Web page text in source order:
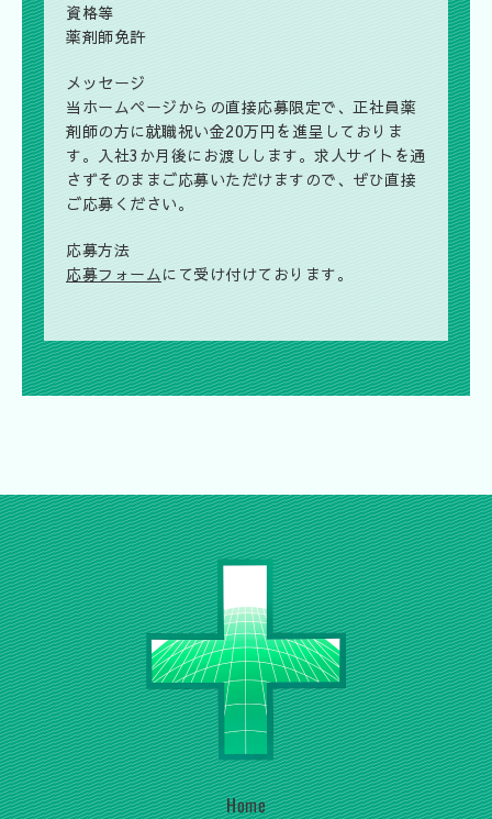
資格等
薬剤師免許
メッセージ
当ホームページからの直接応募限定で、正社員薬
剤師の方に就職祝い金20万円 を進呈しておりま
す。入社3か月後にお渡しします。求人サイトを通
さずそのままご応募いただけますので、ぜひ直接
ご応募ください。
応募方法
応募フォームにて受け付けております。
Home